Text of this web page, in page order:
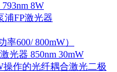
8W
浦FP激光器
600/ 800mW）
光器 850nm 30mW
操作的光纤耦合激光二极